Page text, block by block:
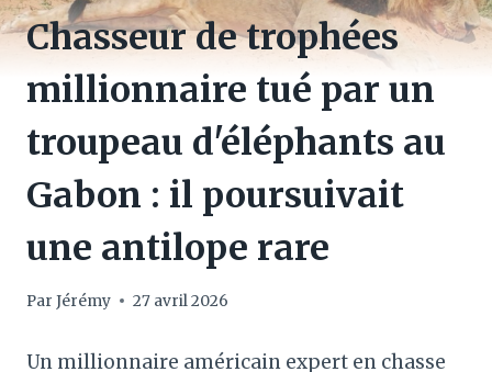
Chasseur de trophées
millionnaire tué par un
troupeau d'éléphants au
Gabon : il poursuivait
une antilope rare
Par Jérémy 27 avril 2026
Un millionnaire américain expert en chasse